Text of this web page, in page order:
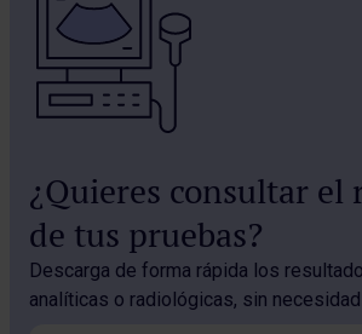
¿Quieres consultar el
de tus pruebas?
Descarga de forma rápida los
analíticas o radiológicas, sin